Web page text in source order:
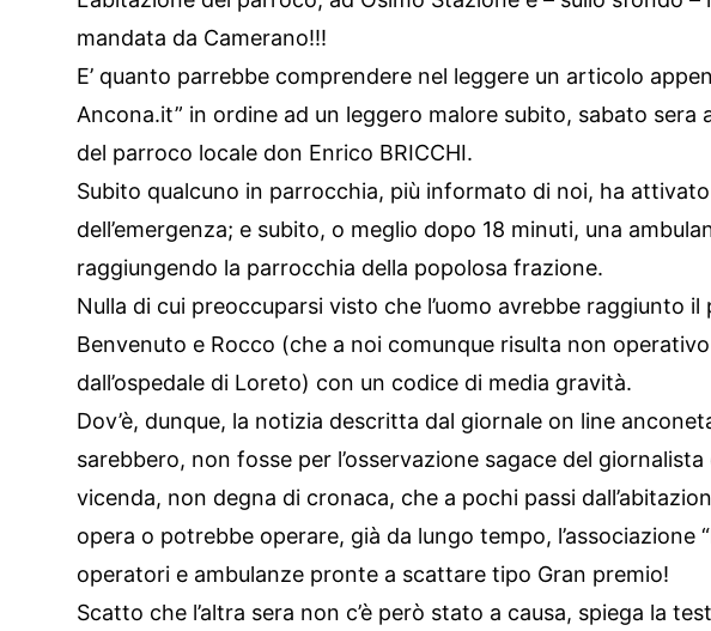
mandata da Camerano!!!
E’ quanto parrebbe comprendere nel leggere un articolo
Ancona.it” in ordine ad un leggero malore subito, sabato sera
del parroco locale don Enrico BRICCHI.
Subito qualcuno in parrocchia, più informato di noi, ha
dell’emergenza; e subito, o meglio dopo 18 minuti, una
raggiungendo la parrocchia della popolosa frazione.
Nulla di cui preoccuparsi visto che l’uomo avrebbe raggiunto
Benvenuto e Rocco (che a noi comunque risulta non
dall’ospedale di Loreto) con un codice di media gravità.
Dov’è, dunque, la notizia descritta dal giornale on line
sarebbero, non fosse per l’osservazione sagace del
vicenda, non degna di cronaca, che a pochi passi
opera o potrebbe operare, già da lungo tempo, l’associazione
operatori e ambulanze pronte a scattare tipo Gran premio!
Scatto che l’altra sera non c’è però stato a causa, spiega la